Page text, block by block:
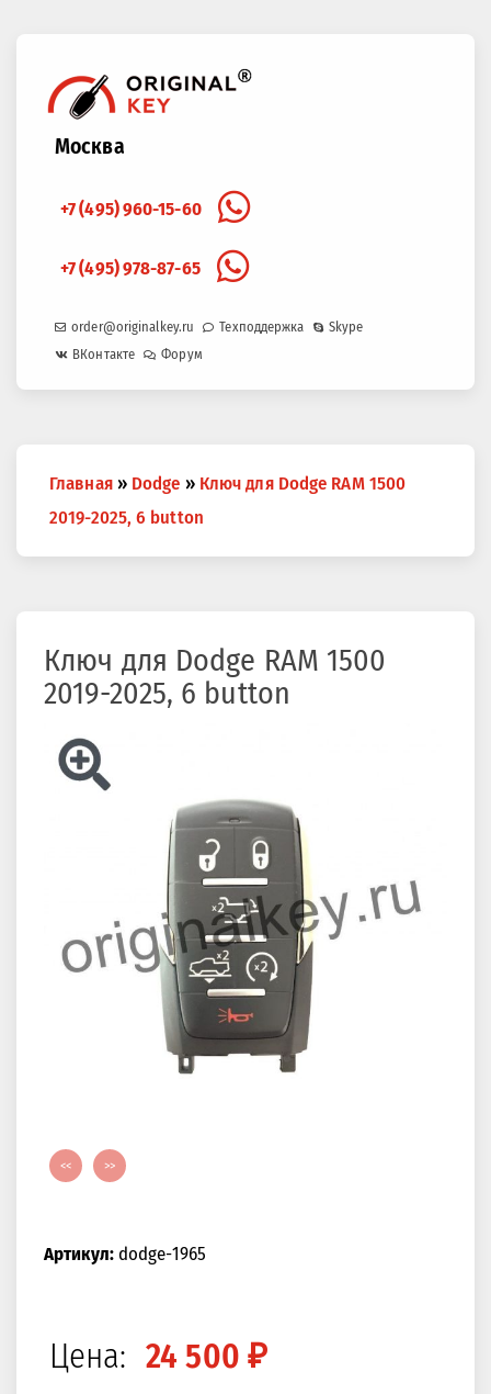
Москва
+7 (495) 960-15-60
+7 (495) 978-87-65
order@originalkey.ru Техподдержка
Skype
ВКонтакте
Форум
здесь
Главная » Dodge » Ключ для Dodge RAM 1500
2019-2025, 6 button
Ключ для Dodge RAM 1500
2019-2025, 6 button
<< >>
Артикул:dodge-1965
Цена: 24 500 ₽